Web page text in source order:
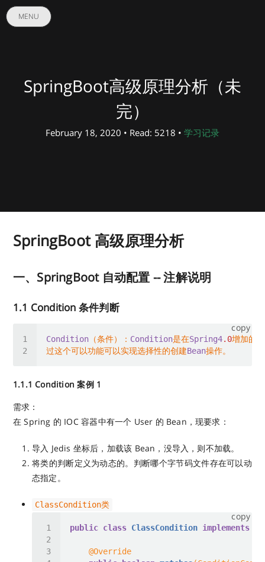
MENU
SpringBoot高级原理分析（未
完）
February 18, 2020 • Read: 5218 • 学习记录
SpringBoot 高级原理分析
一、SpringBoot 自动配置 -- 注解说明
1.1 Condition 条件判断
copy
Condition （条件）： Condition是在Spring4.0
过这个可以功能可以实现选择性的创建Bean
1.1.1 Condition 案例 1
需求：
在 Spring 的 IOC 容器中有一个 User 的 Bean，现要求：
导入 Jedis 坐标后，加载该 Bean，没导入，则不加载。
将类的判断定义为动态的。判断哪个字节码文件存在可以动
态指定。
ClassCondition类
copy
public class ClassCondition implements
@Override